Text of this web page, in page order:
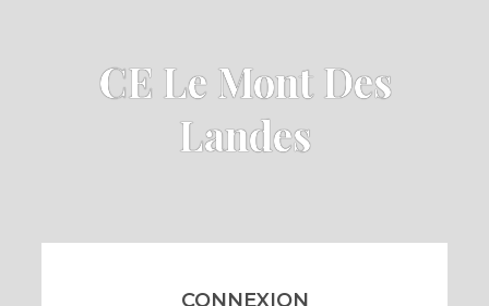
CE Le Mont Des
Landes
CONNEXION